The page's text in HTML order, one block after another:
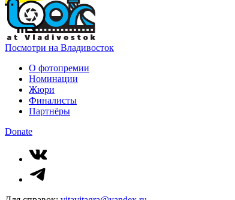
Посмотри на Владивосток
О фотопремии
Номинации
Жюри
Финалисты
Партнёры
Donate